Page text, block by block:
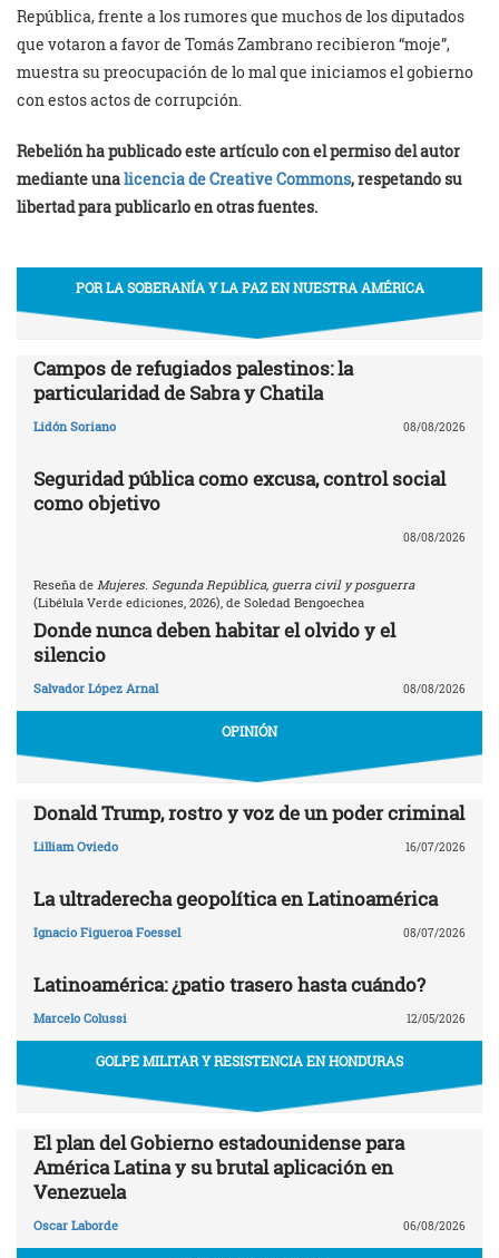
República, frente a los rumores que muchos de los diputados
que votaron a favor de Tomás Zambrano recibieron “moje”,
muestra su preocupación de lo mal que iniciamos el gobierno
con estos actos de corrupción.
Rebelión ha publicado este artículo con el permiso del autor
mediante unalicencia de Creative Commons, respetando su
libertad para publicarlo en otras fuentes.
POR LA SOBERANÍA Y LA PAZ EN NUESTRA AMÉRICA
Campos de refugiados palestinos: la
particularidad de Sabra y Chatila
Lidón Soriano 08/08/2026
Seguridad pública como excusa, control social
como objetivo
08/08/2026
Reseña de Mujeres. Segunda República, guerra civil y posguerra
(Libélula Verde ediciones, 2026), de Soledad Bengoechea
Donde nunca deben habitar el olvido y el
silencio
Salvador López Arnal 08/08/2026
OPINIÓN
Donald Trump, rostro y voz de un poder criminal
Lilliam Oviedo 16/07/2026
La ultraderecha geopolítica en Latinoamérica
Ignacio Figueroa Foessel 08/07/2026
Latinoamérica: ¿patio trasero hasta cuándo?
Marcelo Colussi 12/05/2026
GOLPE MILITAR Y RESISTENCIA EN HONDURAS
El plan del Gobierno estadounidense para
América Latina y su brutal aplicación en
Venezuela
Oscar Laborde 06/08/2026